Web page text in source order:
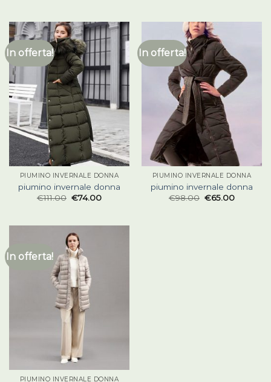
In offerta!
PIUMINO INVERNALE DONNA
piumino invernale donna
€111.00 €74.00
In offerta!
PIUMINO INVERNALE DONNA
piumino invernale donna
€98.00 €65.00
In offerta!
PIUMINO INVERNALE DONNA